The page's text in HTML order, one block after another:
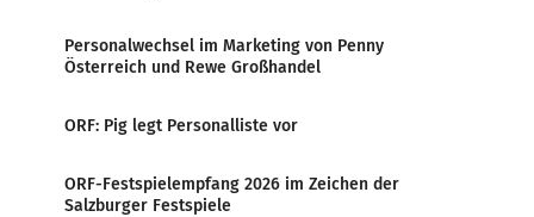
Personalwechsel im Marketing von Penny
Österreich und Rewe Großhandel
ORF: Pig legt Personalliste vor
ORF-Festspielempfang 2026 im Zeichen der
Salzburger Festspiele